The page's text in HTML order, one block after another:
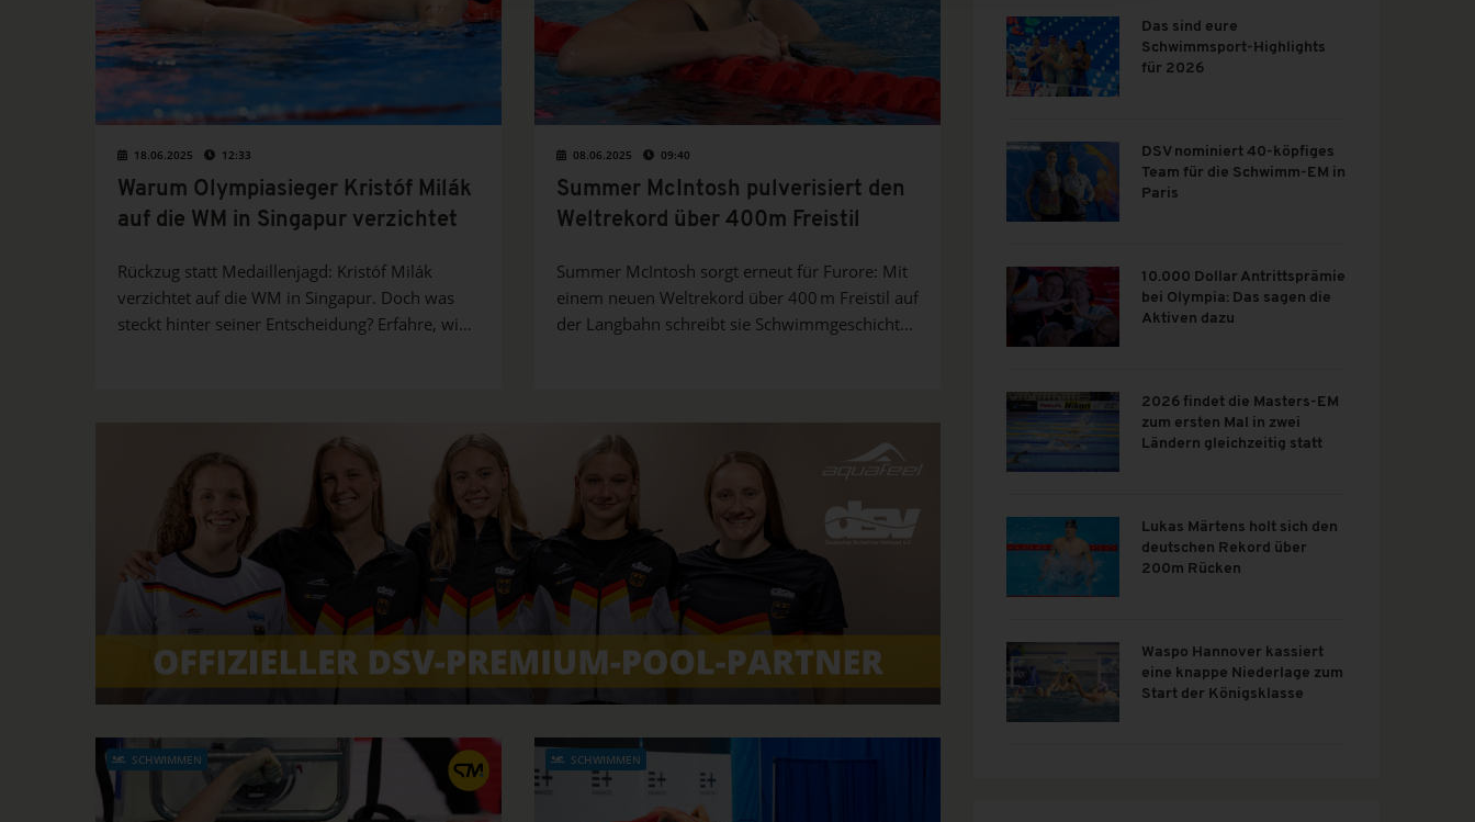
18.06.2025 12:33
Warum Olympiasieger Kristóf Milák
auf die WM in Singapur verzichtet
Rückzug statt Medaillenjagd: Kristóf Milák
verzichtet auf die WM in Singapur. Doch was
steckt hinter seiner Entscheidung? Erfahre, wie
08.06.2025 09:40
Summer McIntosh pulverisiert den
Weltrekord über 400m Freistil
Summer McIntosh sorgt erneut für Furore: Mit
einem neuen Weltrekord über 400 m Freistil auf
der Langbahn schreibt sie Schwimmgeschichte.
SCHWIMMEN SCHWIMMEN
Das sind eure
Schwimmsport-Highlights
für 2026
DSV nominiert 40-köpfiges
Team für die Schwimm-EM in
Paris
10.000 Dollar Antrittsprämie
bei Olympia: Das sagen die
Aktiven dazu
2026 findet die Masters-EM
zum ersten Mal in zwei
Ländern gleichzeitig statt
Lukas Märtens holt sich den
deutschen Rekord über
200m Rücken
Waspo Hannover kassiert
eine knappe Niederlage zum
Start der Königsklasse